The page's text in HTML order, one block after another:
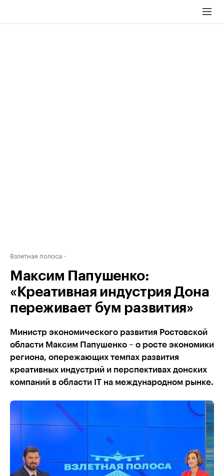
Взлетная полоса
Максим Папушенко:
«Креативная индустрия Дона
переживает бум развития»
Министр экономического развития Ростовской
области Максим Папушенко – о росте экономики
региона, опережающих темпах развития
креативных индустрий и перспективах донских
компаний в области IT на международном рынке.